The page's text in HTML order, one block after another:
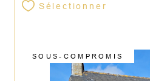
Sélectionner
SOUS-COMPROMIS